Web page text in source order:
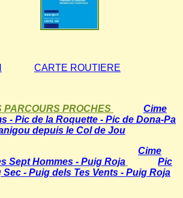
CARTE ROUTIERE
PARCOURS PROCHES
Cime
- Pic de la Roquette - Pic de Dona-Pa
depuis le Col de Jou
Cime
Sept Hommes - Puig Roja
Pic
- Puig dels Tes Vents - Puig Roja